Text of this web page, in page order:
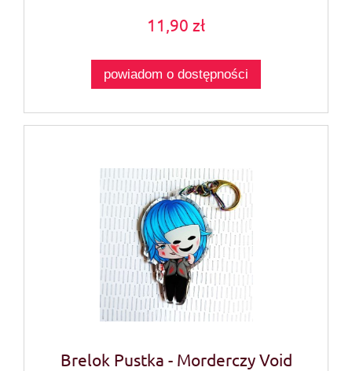
11,90 zł
powiadom o dostępności
Brelok Pustka - Morderczy Void